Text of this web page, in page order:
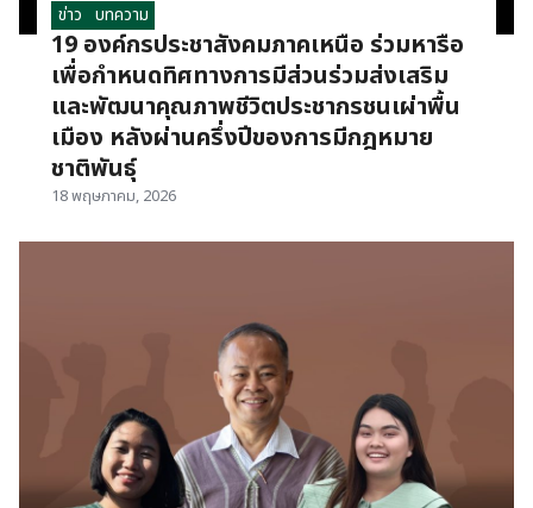
ข่าว บทความ
19 องค์กรประชาสังคมภาคเหนือ ร่วมหารือ
เพื่อกำหนดทิศทางการมีส่วนร่วมส่งเสริม
และพัฒนาคุณภาพชีวิตประชากรชนเผ่าพื้น
เมือง หลังผ่านครึ่งปีของการมีกฎหมาย
ชาติพันธุ์
18 พฤษภาคม, 2026